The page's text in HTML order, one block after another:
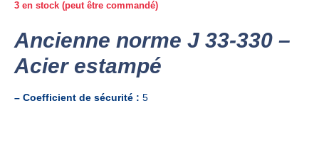
3 en stock (peut être commandé)
Ancienne norme J 33-330 –
Acier estampé
– Coefficient de sécurité : 5